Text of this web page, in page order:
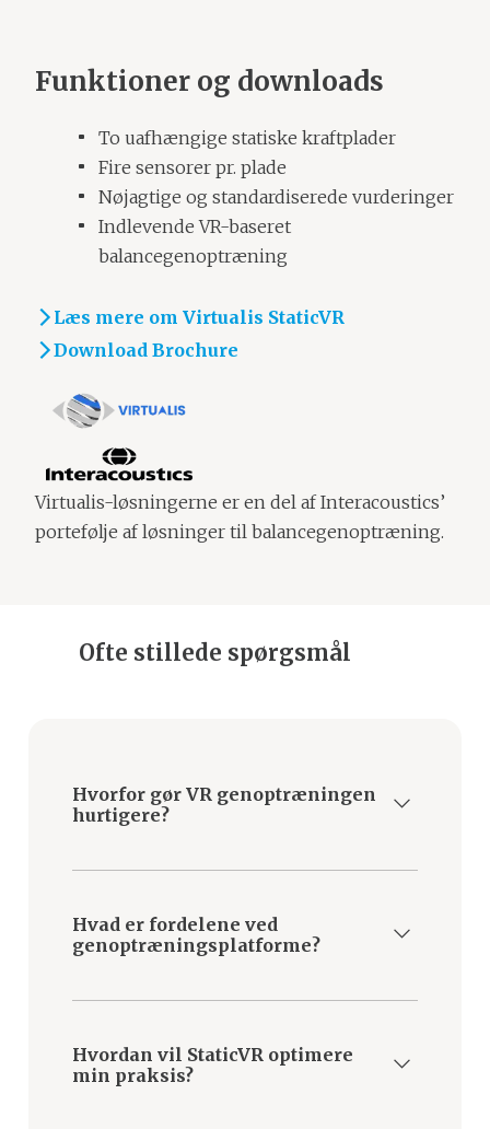
Funktioner og downloads
To uafhængige statiske kraftplader
Fire sensorer pr. plade
Nøjagtige og standardiserede vurderinger
Indlevende VR-baseret
balancegenoptræning
Læs mere om Virtualis StaticVR
Download Brochure
Virtualis-løsningerne er en del af Interacoustics’
portefølje af løsninger til balancegenoptræning.
Ofte stillede spørgsmål
Hvorfor gør VR genoptræningen
hurtigere?
giver desuden mulighed for præcis
overvågning, hvilket fører til mere
Hvad er fordelene ved
genoptræningsplatforme?
kraftpladerne leverer objektive
kontroldata, så du kan udvikle
Hvordan vil StaticVR optimere
min praksis?